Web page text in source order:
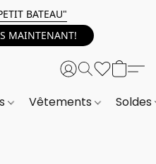
BATEAU"
MAINTENANT!
Vêtements Soldes